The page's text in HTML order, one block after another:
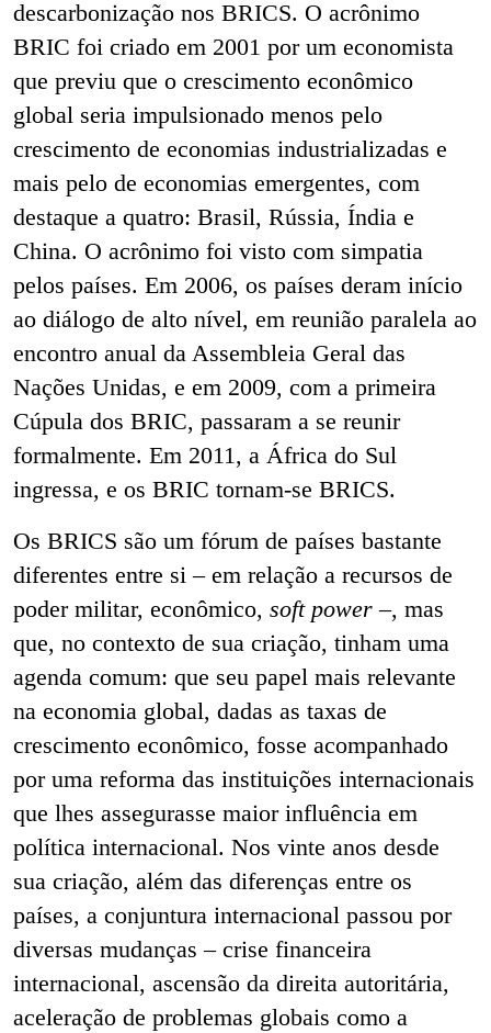
descarbonização nos BRICS. O acrônimo
BRIC foi criado em 2001 por um economista
que previu que o crescimento econômico
global seria impulsionado menos pelo
crescimento de economias industrializadas e
mais pelo de economias emergentes, com
destaque a quatro: Brasil, Rússia, Índia e
China. O acrônimo foi visto com simpatia
pelos países. Em 2006, os países deram início
ao diálogo de alto nível, em reunião paralela ao
encontro anual da Assembleia Geral das
Nações Unidas, e em 2009, com a primeira
Cúpula dos BRIC, passaram a se reunir
formalmente. Em 2011, a África do Sul
ingressa, e os BRIC tornam-se BRICS.
Os BRICS são um fórum de países bastante
diferentes entre si – em relação a recursos de
poder militar, econômico, soft power –, mas
que, no contexto de sua criação, tinham uma
agenda comum: que seu papel mais relevante
na economia global, dadas as taxas de
crescimento econômico, fosse acompanhado
por uma reforma das instituições internacionais
que lhes assegurasse maior influência em
política internacional. Nos vinte anos desde
sua criação, além das diferenças entre os
países, a conjuntura internacional passou por
diversas mudanças – crise financeira
internacional, ascensão da direita autoritária,
aceleração de problemas globais como a